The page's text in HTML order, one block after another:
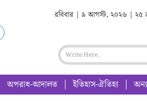
রবিবার | ৯ আগস্ট, ২০২৬ | ২৫
অপরাধ-আদালত ইতিহাস-ঐতিহ্য